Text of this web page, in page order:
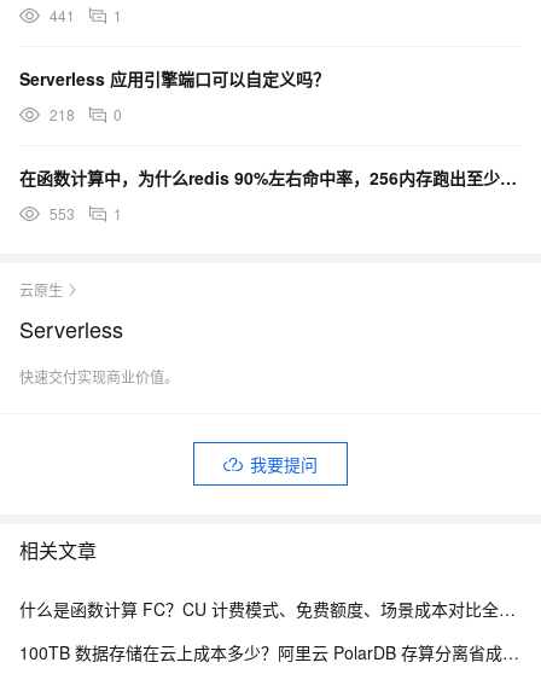
441 1
Serverless 应用引擎端口可以自定义吗？
218 0
在函数计算中，为什么redis 90%左右命中率，256内存跑出至少2u2g rds性能？
553 1
云原生
Serverless
快速交付实现商业价值。
我要提问
相关文章
什么是函数计算 FC？CU 计费模式、免费额度、场景成本对比全说明
100TB 数据存储在云上成本多少？阿里云 PolarDB 存算分离省成本解析